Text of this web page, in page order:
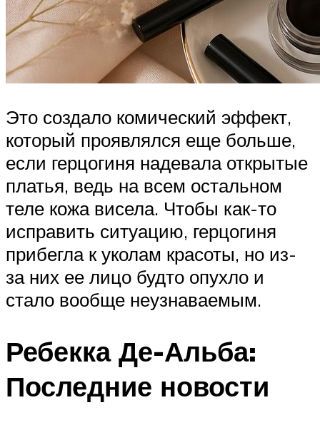
Это создало комический эффект,
который проявлялся еще больше,
если герцогиня надевала открытые
платья, ведь на всем остальном
теле кожа висела. Чтобы как-то
исправить ситуацию, герцогиня
прибегла к уколам красоты, но из-
за них ее лицо будто опухло и
стало вообще неузнаваемым.
Ребекка Де-Альба:
Последние новости